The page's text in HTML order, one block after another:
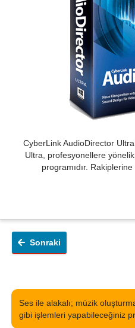
CyberLink AudioDirector
Ultra, profesyonellere
programıdır. Rakiplerine
Sonraki
Ses ile alakalı; müzik
gibi işlemleri yapabileceğiniz